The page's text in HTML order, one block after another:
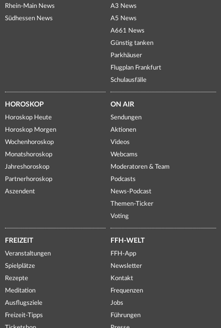
Rhein-Main News
Südhessen News
A3 News
A5 News
A661 News
Günstig tanken
Parkhäuser
Flugplan Frankfurt
Schulausfälle
HOROSKOP
Horoskop Heute
Horoskop Morgen
Wochenhoroskop
Monatshoroskop
Jahreshoroskop
Partnerhoroskop
Aszendent
ON AIR
Sendungen
Aktionen
Videos
Webcams
Moderatoren & Team
Podcasts
News-Podcast
Themen-Ticker
Voting
FREIZEIT
Veranstaltungen
Spielplätze
Rezepte
Meditation
Ausflugsziele
Freizeit-Tipps
FFH-WELT
FFH-App
Newsletter
Kontakt
Frequenzen
Jobs
Führungen